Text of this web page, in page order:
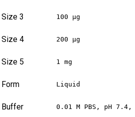
Size 3 100 µg
Size 4 200 µg
Size 5 1 mg
Form Liquid
Buffer 0.01 M PBS, pH